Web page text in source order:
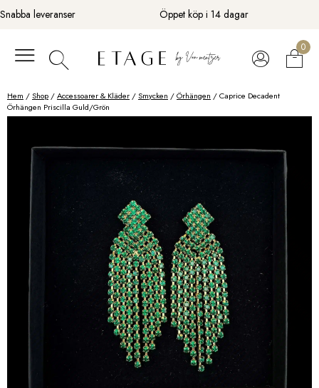
Fortsätt
till
Snabba leveranser Öppet köp i 14 dagar
0
Hem /Shop /Accessoarer & Kläder /Smycken /Örhängen / Caprice Decadent
Örhängen Priscilla Guld/Grön